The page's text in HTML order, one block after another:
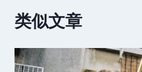
类似文章